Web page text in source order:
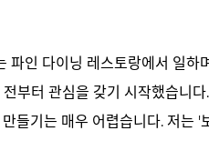
파인 다이닝 레스토랑에서
관심을 갖기
매우 어렵습니다. 저는